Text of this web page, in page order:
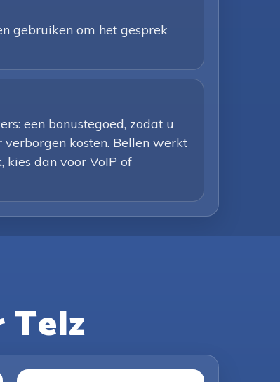
gebruiken om het gesprek
een bonustegoed, zodat u
kosten. Bellen werkt
kies dan voor VoIP of
Telz